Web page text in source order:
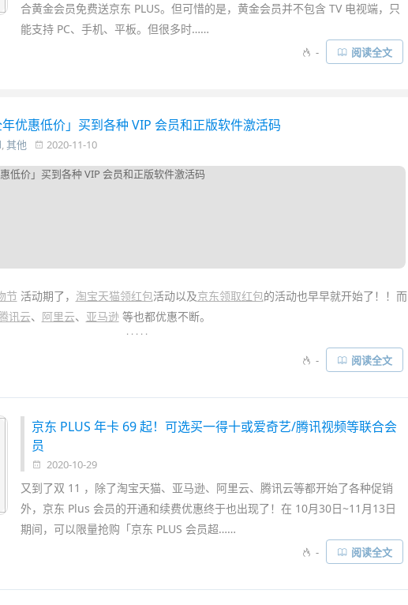
合黄金会员免费送京东 PLUS。但可惜的是，黄金会员并不包含 TV 电视端，只
能支持 PC、手机、平板。但很多时……
- 阅读全文
优惠低价」买到各种 VIP 会员和正版软件激活码
,其他 2020-11-10
节 活动期了， 淘宝天猫领红包活动以及京东领取红包的活动也早早就开始了！！而
讯云、 阿里云、 亚马逊 等也都优惠不断。
和软件爱好者们来说，打折的正版软件、各类影视会员、数码产品都是我们关注的
有哪些值得入手的好价以及优惠羊毛可以薅吧……
. . . . .
- 阅读全文
京东 PLUS 年卡 69 起！可选买一得十或爱奇艺/腾讯视频等联合会
员
2020-10-29
又到了双 11 ，除了淘宝天猫、亚马逊、阿里云、腾讯云等都开始了各种促销
外，京东 Plus 会员的开通和续费优惠终于也出现了！在 10月30日~11月13日
期间，可以限量抢购「京东 PLUS 会员超……
- 阅读全文